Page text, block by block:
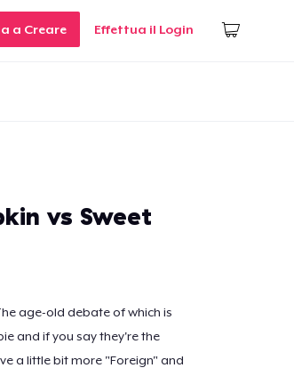
a Creare Effettua il Login
vs Sweet
age-old debate of which is
and if you say they're the
a little bit more "Foreign" and